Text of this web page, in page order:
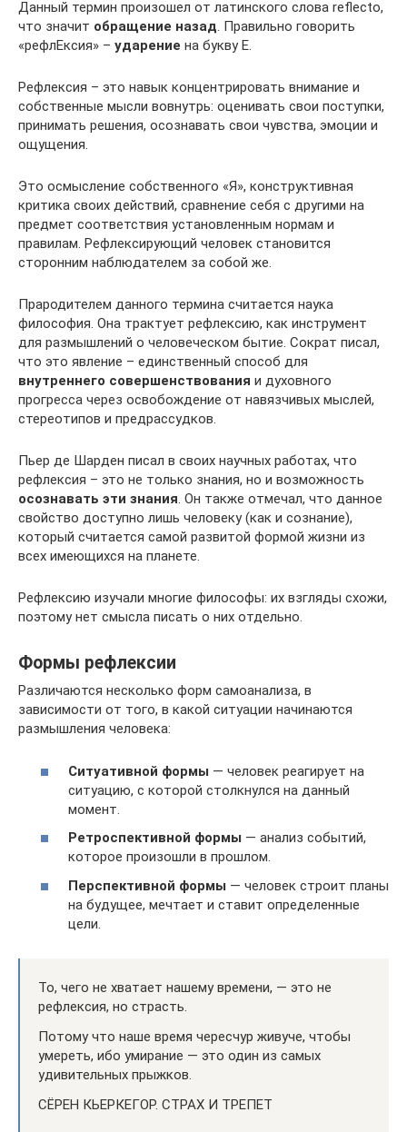
Данный термин произошел от латинского слова reflecto,
что значит обращение назад. Правильно говорить
«рефлЕксия» – ударение на букву Е.
Рефлексия – это навык концентрировать внимание и
собственные мысли вовнутрь: оценивать свои поступки,
принимать решения, осознавать свои чувства, эмоции и
ощущения.
Это осмысление собственного «Я», конструктивная
критика своих действий, сравнение себя с другими на
предмет соответствия установленным нормам и
правилам. Рефлексирующий человек становится
сторонним наблюдателем за собой же.
Прародителем данного термина считается наука
философия. Она трактует рефлексию, как инструмент
для размышлений о человеческом бытие. Сократ писал,
что это явление – единственный способ для
внутреннего совершенствования и духовного
прогресса через освобождение от навязчивых мыслей,
стереотипов и предрассудков.
Пьep дe Шapдeн писал в своих научных работах, что
рефлексия – это не только знания, но и возможность
осознавать эти знания. Он также отмечал, что данное
свойство доступно лишь человеку (как и сознание),
который считается самой развитой формой жизни из
всех имеющихся на планете.
Рефлексию изучали многие философы: их взгляды схожи,
поэтому нет смысла писать о них отдельно.
Формы рефлексии
Различаются несколько форм самоанализа, в
зависимости от того, в какой ситуации начинаются
размышления человека:
Ситуативной формы — человек реагирует на
ситуацию, с которой столкнулся на данный
момент.
Ретроспективной формы — анализ событий,
которое произошли в прошлом.
Перспективной формы — человек строит планы
на будущее, мечтает и ставит определенные
цели.
То, чего не хватает нашему времени, — это не
рефлексия, но страсть.
Потому что наше время чересчур живуче, чтобы
умереть, ибо умирание — это один из самых
удивительных прыжков.
СЁРЕН КЬЕРКЕГОР. СТРАХ И ТРЕПЕТ